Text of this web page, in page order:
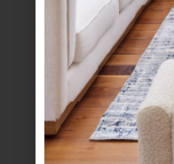
nogal o con
son solo el
Las sillas y
adapte al